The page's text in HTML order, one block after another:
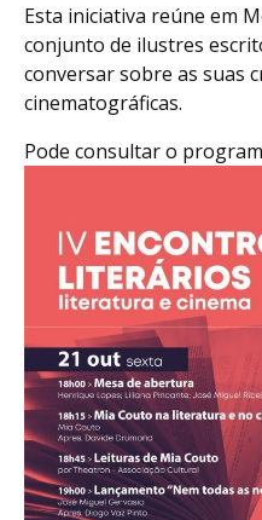
Esta iniciativa reúne em
conjunto de ilustres
conversar sobre as suas
cinematográficas.
Pode consultar o